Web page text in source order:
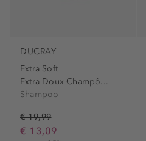
DUCRAY
Extra Soft
Extra-Doux Champô...
Shampoo
€ 19,99
€ 13,09